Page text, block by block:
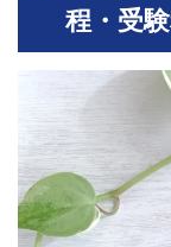
程・受